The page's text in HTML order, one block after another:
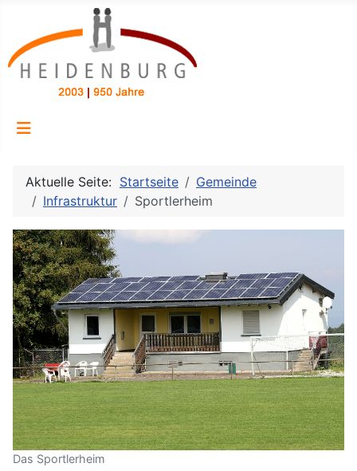
Aktuelle Seite: Startseite
Gemeinde
Infrastruktur
Sportlerheim
Das Sportlerheim